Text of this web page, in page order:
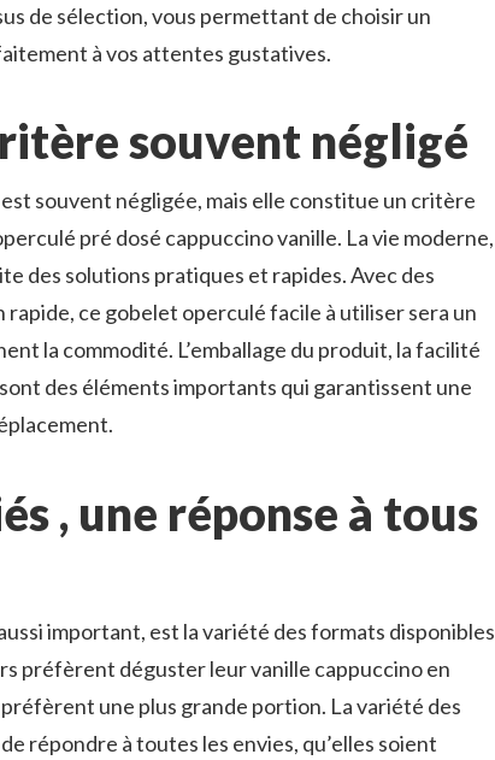
de sélection, vous permettant de choisir un
à vos attentes gustatives.
souvent négligé
souvent négligée, mais elle constitue un critère
pré dosé cappuccino vanille. La vie moderne,
des solutions pratiques et rapides. Avec des
ce gobelet operculé facile à utiliser sera un
la commodité. L’emballage du produit, la facilité
des éléments importants qui garantissent une
, une réponse à tous
important, est la variété des formats disponibles
préfèrent déguster leur vanille cappuccino en
une plus grande portion. La variété des
répondre à toutes les envies, qu’elles soient